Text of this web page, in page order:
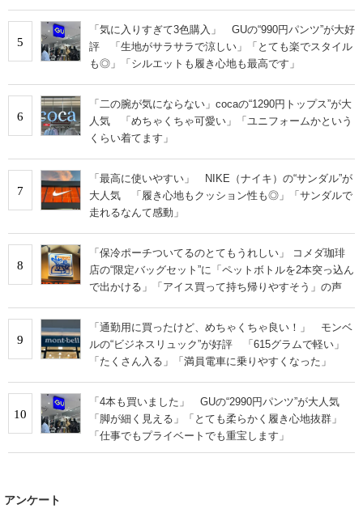
5
「気に入りすぎて3色購入」 GUの“990円パンツ”が大好
評 「生地がサラサラで涼しい」「とても楽でスタイル
も◎」「シルエットも履き心地も最高です」
6
「二の腕が気にならない」cocaの“1290円トップス”が大
人気 「めちゃくちゃ可愛い」「ユニフォームかという
くらい着てます」
7
「最高に使いやすい」 NIKE（ナイキ）の“サンダル”が
大人気 「履き心地もクッション性も◎」「サンダルで
走れるなんて感動」
8
「保冷ポーチついてるのとてもうれしい」 コメダ珈琲
店の“限定バッグセット”に「ペットボトルを2本突っ込ん
で出かける」「アイス買って持ち帰りやすそう」の声
9
「通勤用に買ったけど、めちゃくちゃ良い！」 モンベ
ルの“ビジネスリュック”が好評 「615グラムで軽い」
「たくさん入る」「満員電車に乗りやすくなった」
10
「4本も買いました」 GUの“2990円パンツ”が大人気
「脚が細く見える」「とても柔らかく履き心地抜群」
「仕事でもプライベートでも重宝します」
アンケート